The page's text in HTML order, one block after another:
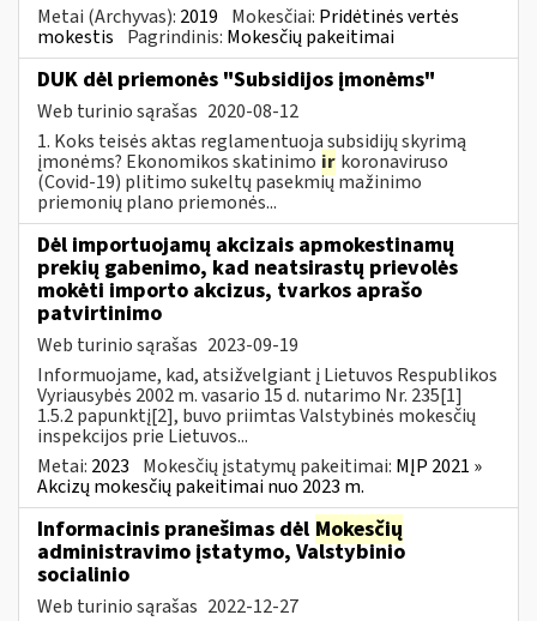
Metai (Archyvas): 2019 Mokesčiai: Pridėtinės vertės
mokestis Pagrindinis: Mokesčių pakeitimai
DUK dėl priemonės "Subsidijos įmonėms"
Web turinio sąrašas 2020-08-12
1. Koks teisės aktas reglamentuoja subsidijų skyrimą
įmonėms? Ekonomikos skatinimo ir koronaviruso
(Covid-19) plitimo sukeltų pasekmių mažinimo
priemonių plano priemonės...
Dėl importuojamų akcizais apmokestinamų
prekių gabenimo, kad neatsirastų prievolės
mokėti importo akcizus, tvarkos aprašo
patvirtinimo
Web turinio sąrašas 2023-09-19
Informuojame, kad, atsižvelgiant į Lietuvos Respublikos
Vyriausybės 2002 m. vasario 15 d. nutarimo Nr. 235[1]
1.5.2 papunktį[2], buvo priimtas Valstybinės mokesčių
inspekcijos prie Lietuvos...
Metai: 2023 Mokesčių įstatymų pakeitimai: MĮP 2021 »
Akcizų mokesčių pakeitimai nuo 2023 m.
Informacinis pranešimas dėl Mokesčių
administravimo įstatymo, Valstybinio
socialinio
Web turinio sąrašas 2022-12-27